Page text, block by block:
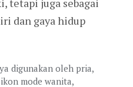
tetapi juga sebagai
dan gaya hidup
digunakan oleh pria,
mode wanita,